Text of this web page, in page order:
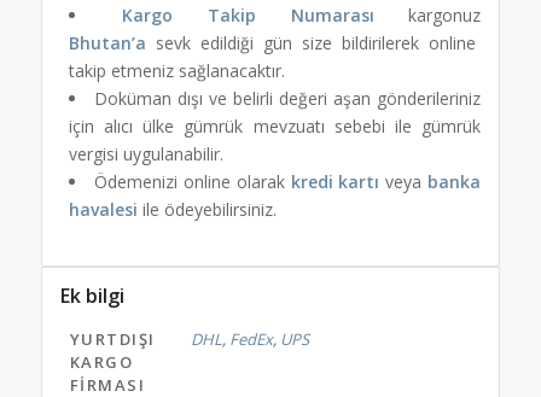
Kargo Takip Numarası kargonuz
Bhutan’a sevk edildiği gün size bildirilerek online
takip etmeniz sağlanacaktır.
Doküman dışı ve belirli değeri aşan gönderileriniz
için alıcı ülke gümrük mevzuatı sebebi ile gümrük
vergisi uygulanabilir.
Ödemenizi online olarak kredi kartı veya banka
havalesi ile ödeyebilirsiniz.
Ek bilgi
YURTDIŞI
KARGO
FIRMASI
DHL, FedEx, UPS